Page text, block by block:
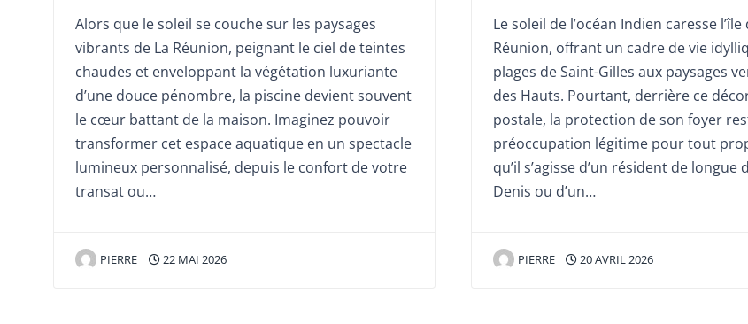
Alors que le soleil se couche sur les paysages
vibrants de La Réunion, peignant le ciel de teintes
chaudes et enveloppant la végétation luxuriante
d’une douce pénombre, la piscine devient souvent
le cœur battant de la maison. Imaginez pouvoir
transformer cet espace aquatique en un spectacle
lumineux personnalisé, depuis le confort de votre
transat ou…
PIERRE 22 MAI 2026
Le soleil de l’océan Indien caresse l’île
Réunion, offrant un cadre de vie
plages de Saint-Gilles aux paysages
des Hauts. Pourtant, derrière ce
postale, la protection de son foyer
préoccupation légitime pour tout
qu’il s’agisse d’un résident de longue
Denis ou d’un…
PIERRE 20 AVRIL 2026